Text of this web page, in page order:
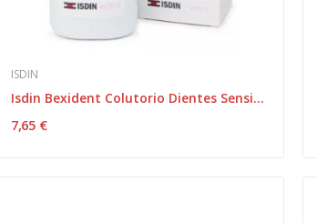
ISDIN
Isdin Bexident Colutorio Dientes Sensibles 250 ml
7,65 €